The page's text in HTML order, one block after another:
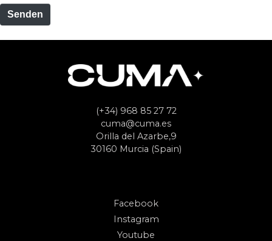
e
Senden
(+34) 968 85 27 72
cuma@cuma.es
Orilla del Azarbe,9
30160 Murcia (Spain)
Facebook
Instagram
Youtube